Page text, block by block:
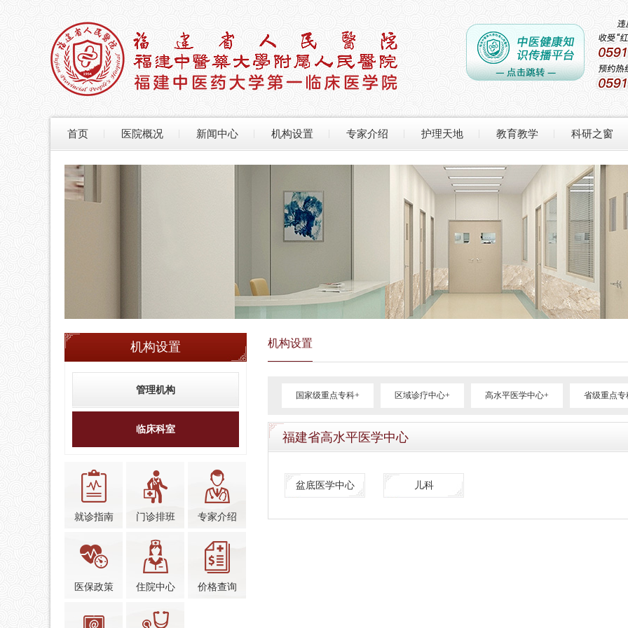
首页 医院概况 新闻中心 机构设置 专家介绍 护理天地 教育教学 科研之窗
机构设置
管理机构
临床科室
就诊指南 门诊排班 专家介绍
医保政策 住院中心 价格查询
机构设置
国家级重点专科+ 区域诊疗中心+ 高水平医学中心+ 省级重点专
福建省高水平医学中心
盆底医学中心 儿科